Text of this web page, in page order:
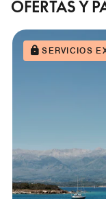
OFERTAS Y
SERVICIOS